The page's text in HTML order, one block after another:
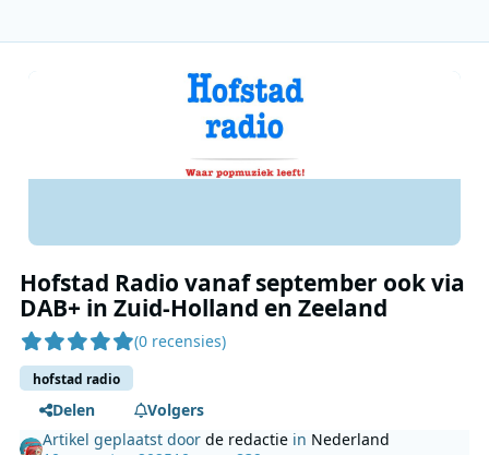
Hofstad Radio vanaf september ook via
DAB+ in Zuid-Holland en Zeeland
(0 recensies)
hofstad radio
Delen
Volgers
Artikel geplaatst doorde redactie in Nederland